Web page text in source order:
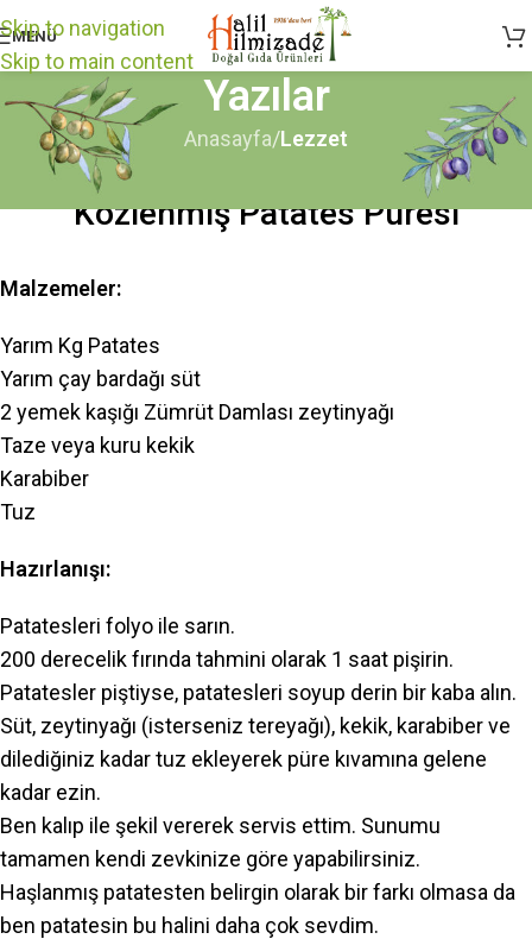
Skip to navigation
Skip to main content
MENÜ
Yazılar
Anasayfa/Lezzet
Közlenmiş Patates Püresi
Malzemeler:
Yarım Kg Patates
Yarım çay bardağı süt
2 yemek kaşığı Zümrüt Damlası zeytinyağı
Taze veya kuru kekik
Karabiber
Tuz
Hazırlanışı:
Patatesleri folyo ile sarın.
200 derecelik fırında tahmini olarak 1 saat pişirin.
Patatesler piştiyse, patatesleri soyup derin bir kaba alın.
Süt, zeytinyağı (isterseniz tereyağı), kekik, karabiber ve
dilediğiniz kadar tuz ekleyerek püre kıvamına gelene
kadar ezin.
Ben kalıp ile şekil vererek servis ettim. Sunumu
tamamen kendi zevkinize göre yapabilirsiniz.
Haşlanmış patatesten belirgin olarak bir farkı olmasa da
ben patatesin bu halini daha çok sevdim.